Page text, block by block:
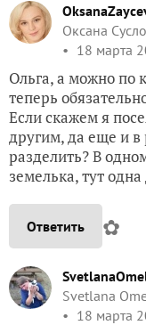
Оксана
18 марта
Ольга, а можно по
теперь
Если скажем я
другим, да еще и в
разделить? В
земелька, тут
Ответить ✿
Svetlana
18 марта